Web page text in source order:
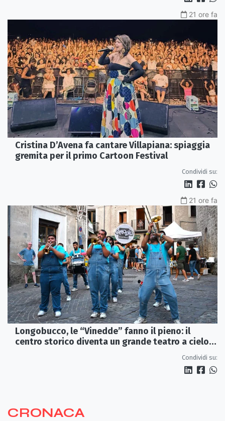
21 ore fa
Cristina D’Avena fa cantare Villapiana: spiaggia
gremita per il primo Cartoon Festival
Condividi su:
21 ore fa
Longobucco, le “Vinedde” fanno il pieno: il
centro storico diventa un grande teatro a cielo
Condividi su:
CRONACA